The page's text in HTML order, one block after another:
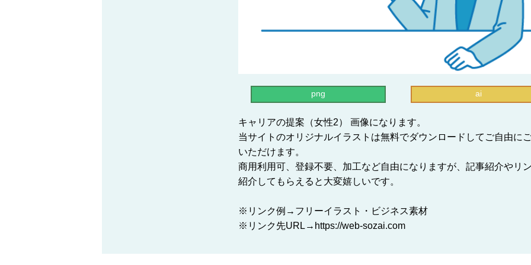
png ai
キャリアの提案（女性2） 画像になります。
当サイトのオリジナルイラストは無料でダウンロードしてご自由に
いただけます。
商用利用可、登録不要、加工など自由になりますが、記事紹介やリ
紹介してもらえると大変嬉しいです。
※リンク例→フリーイラスト・ビジネス素材
※リンク先URL→https://web-sozai.com